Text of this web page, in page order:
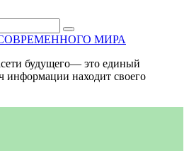
СОВРЕМЕННОГО МИРА
будущего— это единый
информации находит своего